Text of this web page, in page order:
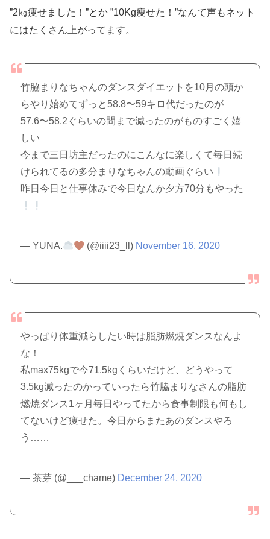
”2㎏痩せました！”とか ”10Kg痩せた！”なんて声もネット
にはたくさん上がってます。
竹脇まりなちゃんのダンスダイエットを10月の頭か
らやり始めてずっと58.8〜59キロ代だったのが
57.6〜58.2ぐらいの間まで減ったのがものすごく嬉
しい
今まで三日坊主だったのにこんなに楽しくて毎日続
けられてるの多分まりなちゃんの動画ぐらい
昨日今日と仕事休みで今日なんか夕方70分もやった
— YUNA. (@iiii23_ll) November 16, 2020
やっぱり体重減らしたい時は脂肪燃焼ダンスなんよ
な！
私max75kgで今71.5kgくらいだけど、どうやって
3.5kg減ったのかっていったら竹脇まりなさんの脂肪
燃焼ダンス1ヶ月毎日やってたから食事制限も何もし
てないけど痩せた。今日からまたあのダンスやろ
う……
— 茶芽 (@___chame) December 24, 2020